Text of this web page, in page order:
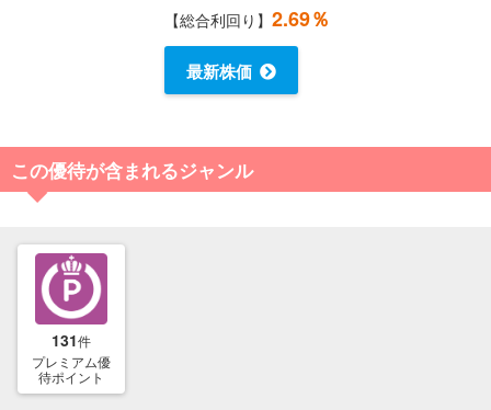
【総合利回り】2.69％
最新株価
この優待が含まれるジャンル
131件
プレミアム優
待ポイント